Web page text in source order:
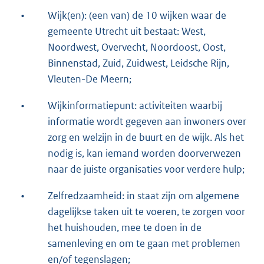
•
Wijk(en): (een van) de 10 wijken waar de
gemeente Utrecht uit bestaat: West,
Noordwest, Overvecht, Noordoost, Oost,
Binnenstad, Zuid, Zuidwest, Leidsche Rijn,
Vleuten-De Meern;
•
Wijkinformatiepunt: activiteiten waarbij
informatie wordt gegeven aan inwoners over
zorg en welzijn in de buurt en de wijk. Als het
nodig is, kan iemand worden doorverwezen
naar de juiste organisaties voor verdere hulp;
•
Zelfredzaamheid: in staat zijn om algemene
dagelijkse taken uit te voeren, te zorgen voor
het huishouden, mee te doen in de
samenleving en om te gaan met problemen
en/of tegenslagen;